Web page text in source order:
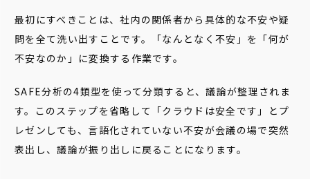
最初にすべきことは、社内の関係者から具体的な不安や疑
問を全て洗い出すことです。「なんとなく不安」を「何が
不安なのか」に変換する作業です。
SAFE分析の4類型を使って分類すると、議論が整理されま
す。このステップを省略して「クラウドは安全です」とプ
レゼンしても、言語化されていない不安が会議の場で突然
表出し、議論が振り出しに戻ることになります。